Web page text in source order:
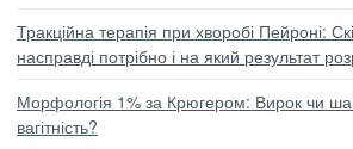
Тракційна терапія при хворобі Пейроні:
насправді потрібно і на який результат
Морфологія 1% за Крюгером: Вирок чи
вагітність?